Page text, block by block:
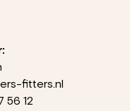
fitters.nl
56 12